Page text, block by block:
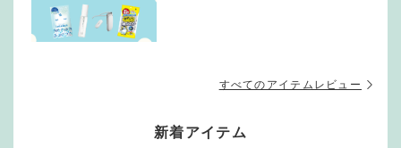
すべてのアイテムレビュー
新着アイテム